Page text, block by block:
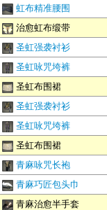
虹布精准腰围
治愈虹布缎带
圣虹强袭衬衫
圣虹咏咒垮裤
圣虹布围裙
圣虹强袭衬衫
圣虹咏咒垮裤
圣虹布围裙
青麻咏咒长袍
青麻巧匠包头巾
青麻治愈半手套